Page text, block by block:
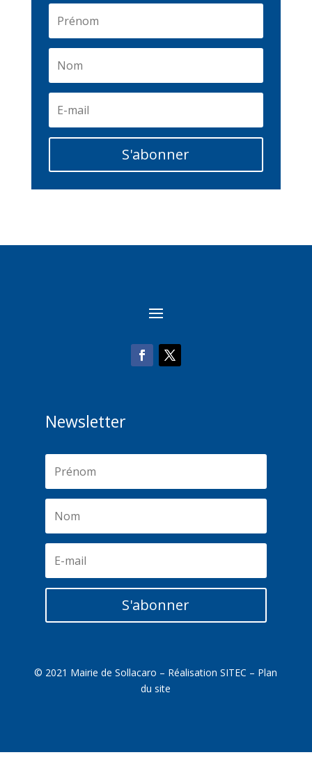
S'abonner
Newsletter
S'abonner
© 2021 Mairie de Sollacaro – RéalisationSITEC – Plan
du site